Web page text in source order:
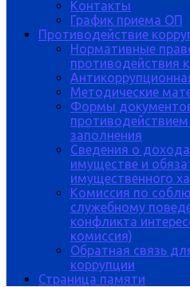
Контакты
График приема ОП
Противодействие
Нормативные
противодействия
Методические
Формы
заполнения
Сведения о
имуществе и
имущественного
Комиссия по
служебному
конфликта
комиссия)
Обратная связь
коррупции
Страница памяти